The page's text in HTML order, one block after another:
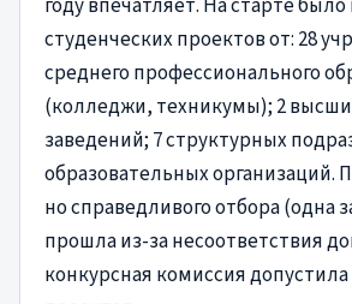
студенческих проектов от: 28
среднего профессионального
(колледжи, техникумы); 2
заведений; 7 структурных
образовательных организаций.
но справедливого отбора (одна
прошла из-за несоответствия
конкурсная комиссия